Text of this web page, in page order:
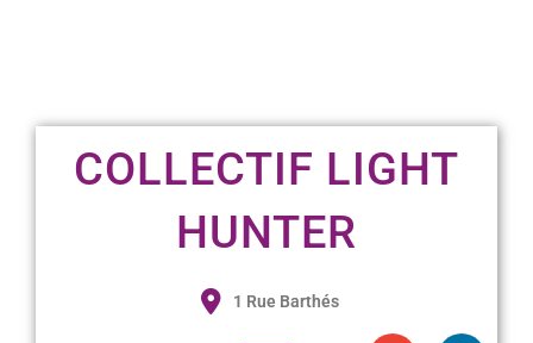
COLLECTIF LIGHT
HUNTER
1 Rue Barthés